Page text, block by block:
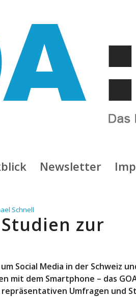
Newsletter
Schnell
zur
Social Media in der Schweiz
mit dem Smartphone – das
Umfragen und